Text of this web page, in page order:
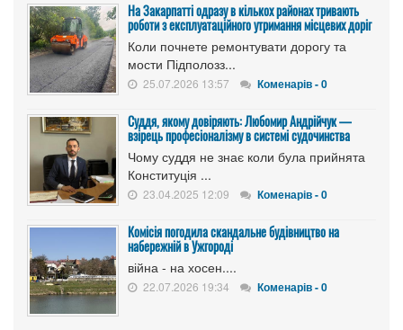
На Закарпатті одразу в кількох районах тривають
роботи з експлуатаційного утримання місцевих доріг
Коли почнете ремонтувати дорогу та
мости Підполозз...
25.07.2026 13:57 Коменарів - 0
Суддя, якому довіряють: Любомир Андрійчук —
взірець професіоналізму в системі судочинства
Чому суддя не знає коли була прийнята
Конституція ...
23.04.2025 12:09 Коменарів - 0
Комісія погодила скандальне будівництво на
набережній в Ужгороді
війна - на хосен....
22.07.2026 19:34 Коменарів - 0